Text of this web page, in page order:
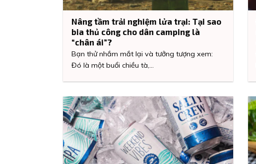
Nâng tầm trải nghiệm lửa trại: Tại sao
bia thủ công cho dân camping là
“chân ái”?
Bạn thử nhắm mắt lại và tưởng tượng xem:
Đó là một buổi chiều tà,...